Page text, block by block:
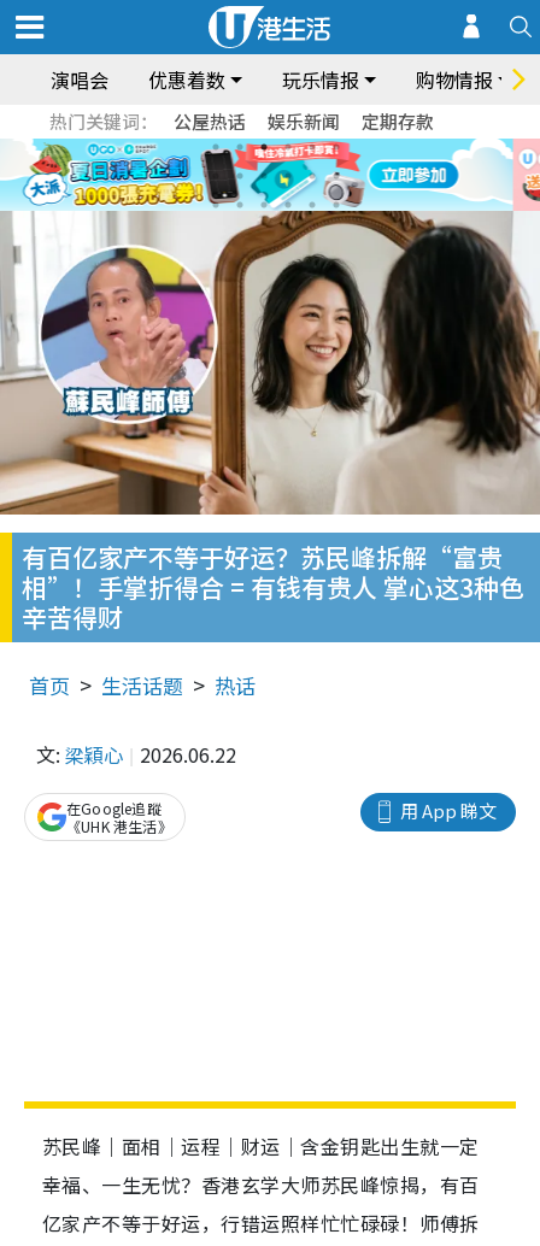
演唱会 优惠着数 玩乐情报 购物情报
热门关键词： 公屋热话 娱乐新闻 定期存款
有百亿家产不等于好运？苏民峰拆解“富贵
相”！手掌折得合 = 有钱有贵人 掌心这3种色
辛苦得财
首页 生活话题 热话
文: 梁穎心 2026.06.22
用 App 睇文
在Google追蹤
《UHK 港生活》
苏民峰｜面相｜运程｜财运｜含金钥匙出生就一定
幸福、一生无忧？香港玄学大师苏民峰惊揭，有百
亿家产不等于好运，行错运照样忙忙碌碌！师傅拆